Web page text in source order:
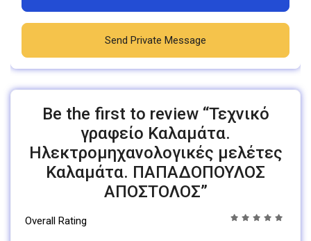
Send Private Message
Be the first to review “Τεχνικό
γραφείο Καλαμάτα.
Ηλεκτρομηχανολογικές μελέτες
Καλαμάτα. ΠΑΠΑΔΟΠΟΥΛΟΣ
ΑΠΟΣΤΟΛΟΣ”
Overall Rating